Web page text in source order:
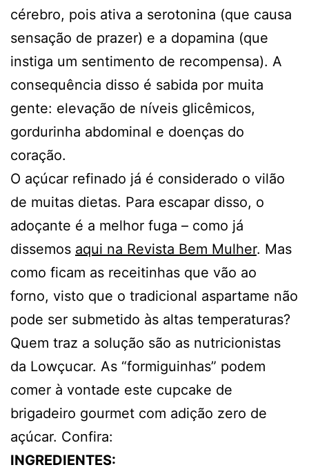
cérebro, pois ativa a serotonina (que causa
sensação de prazer) e a dopamina (que
instiga um sentimento de recompensa). A
consequência disso é sabida por muita
gente: elevação de níveis glicêmicos,
gordurinha abdominal e doenças do
coração.
O açúcar refinado já é considerado o vilão
de muitas dietas. Para escapar disso, o
adoçante é a melhor fuga – como já
dissemos aqui na Revista Bem Mulher. Mas
como ficam as receitinhas que vão ao
forno, visto que o tradicional aspartame não
pode ser submetido às altas temperaturas?
Quem traz a solução são as nutricionistas
da Lowçucar. As “formiguinhas” podem
comer à vontade este cupcake de
brigadeiro gourmet com adição zero de
açúcar. Confira:
INGREDIENTES: